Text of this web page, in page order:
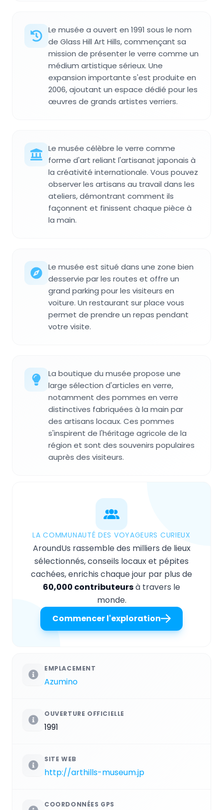
Le musée a ouvert en 1991 sous le nom
de Glass Hill Art Hills, commençant sa
mission de présenter le verre comme un
médium artistique sérieux. Une
expansion importante s'est produite en
2006, ajoutant un espace dédié pour les
œuvres de grands artistes verriers.
Le musée célèbre le verre comme
forme d'art reliant l'artisanat japonais à
la créativité internationale. Vous pouvez
observer les artisans au travail dans les
ateliers, démontrant comment ils
façonnent et finissent chaque pièce à
la main.
Le musée est situé dans une zone bien
desservie par les routes et offre un
grand parking pour les visiteurs en
voiture. Un restaurant sur place vous
permet de prendre un repas pendant
votre visite.
La boutique du musée propose une
large sélection d'articles en verre,
notamment des pommes en verre
distinctives fabriquées à la main par
des artisans locaux. Ces pommes
s'inspirent de l'héritage agricole de la
région et sont des souvenirs populaires
auprès des visiteurs.
LA COMMUNAUTÉ DES VOYAGEURS CURIEUX
AroundUs rassemble des milliers de lieux
sélectionnés, conseils locaux et pépites
cachées, enrichis chaque jour par plus de
60,000 contributeursà travers le
monde.
Commencer l'exploration
EMPLACEMENT
Azumino
OUVERTURE OFFICIELLE
1991
SITE WEB
http://arthills-museum.jp
COORDONNÉES GPS